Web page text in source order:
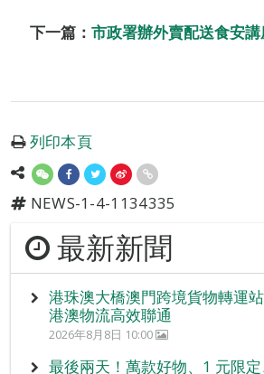
下一篇： 市政署辦外賣配送食安
列印本頁
NEWS-1-4-1134335
最新新聞
港珠澳大橋澳門跨境貨物轉運
港澳物流高效聯通
2026年8月8日 10:00
最後兩天！萬款好物、1 元限